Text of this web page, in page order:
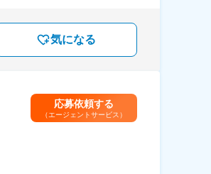
気になる
応募依頼する
（エージェントサービス）